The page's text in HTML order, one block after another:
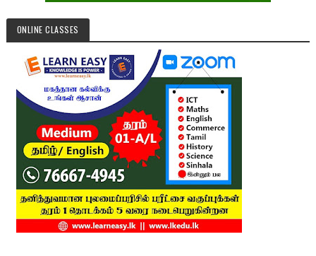
ONLINE CLASSES